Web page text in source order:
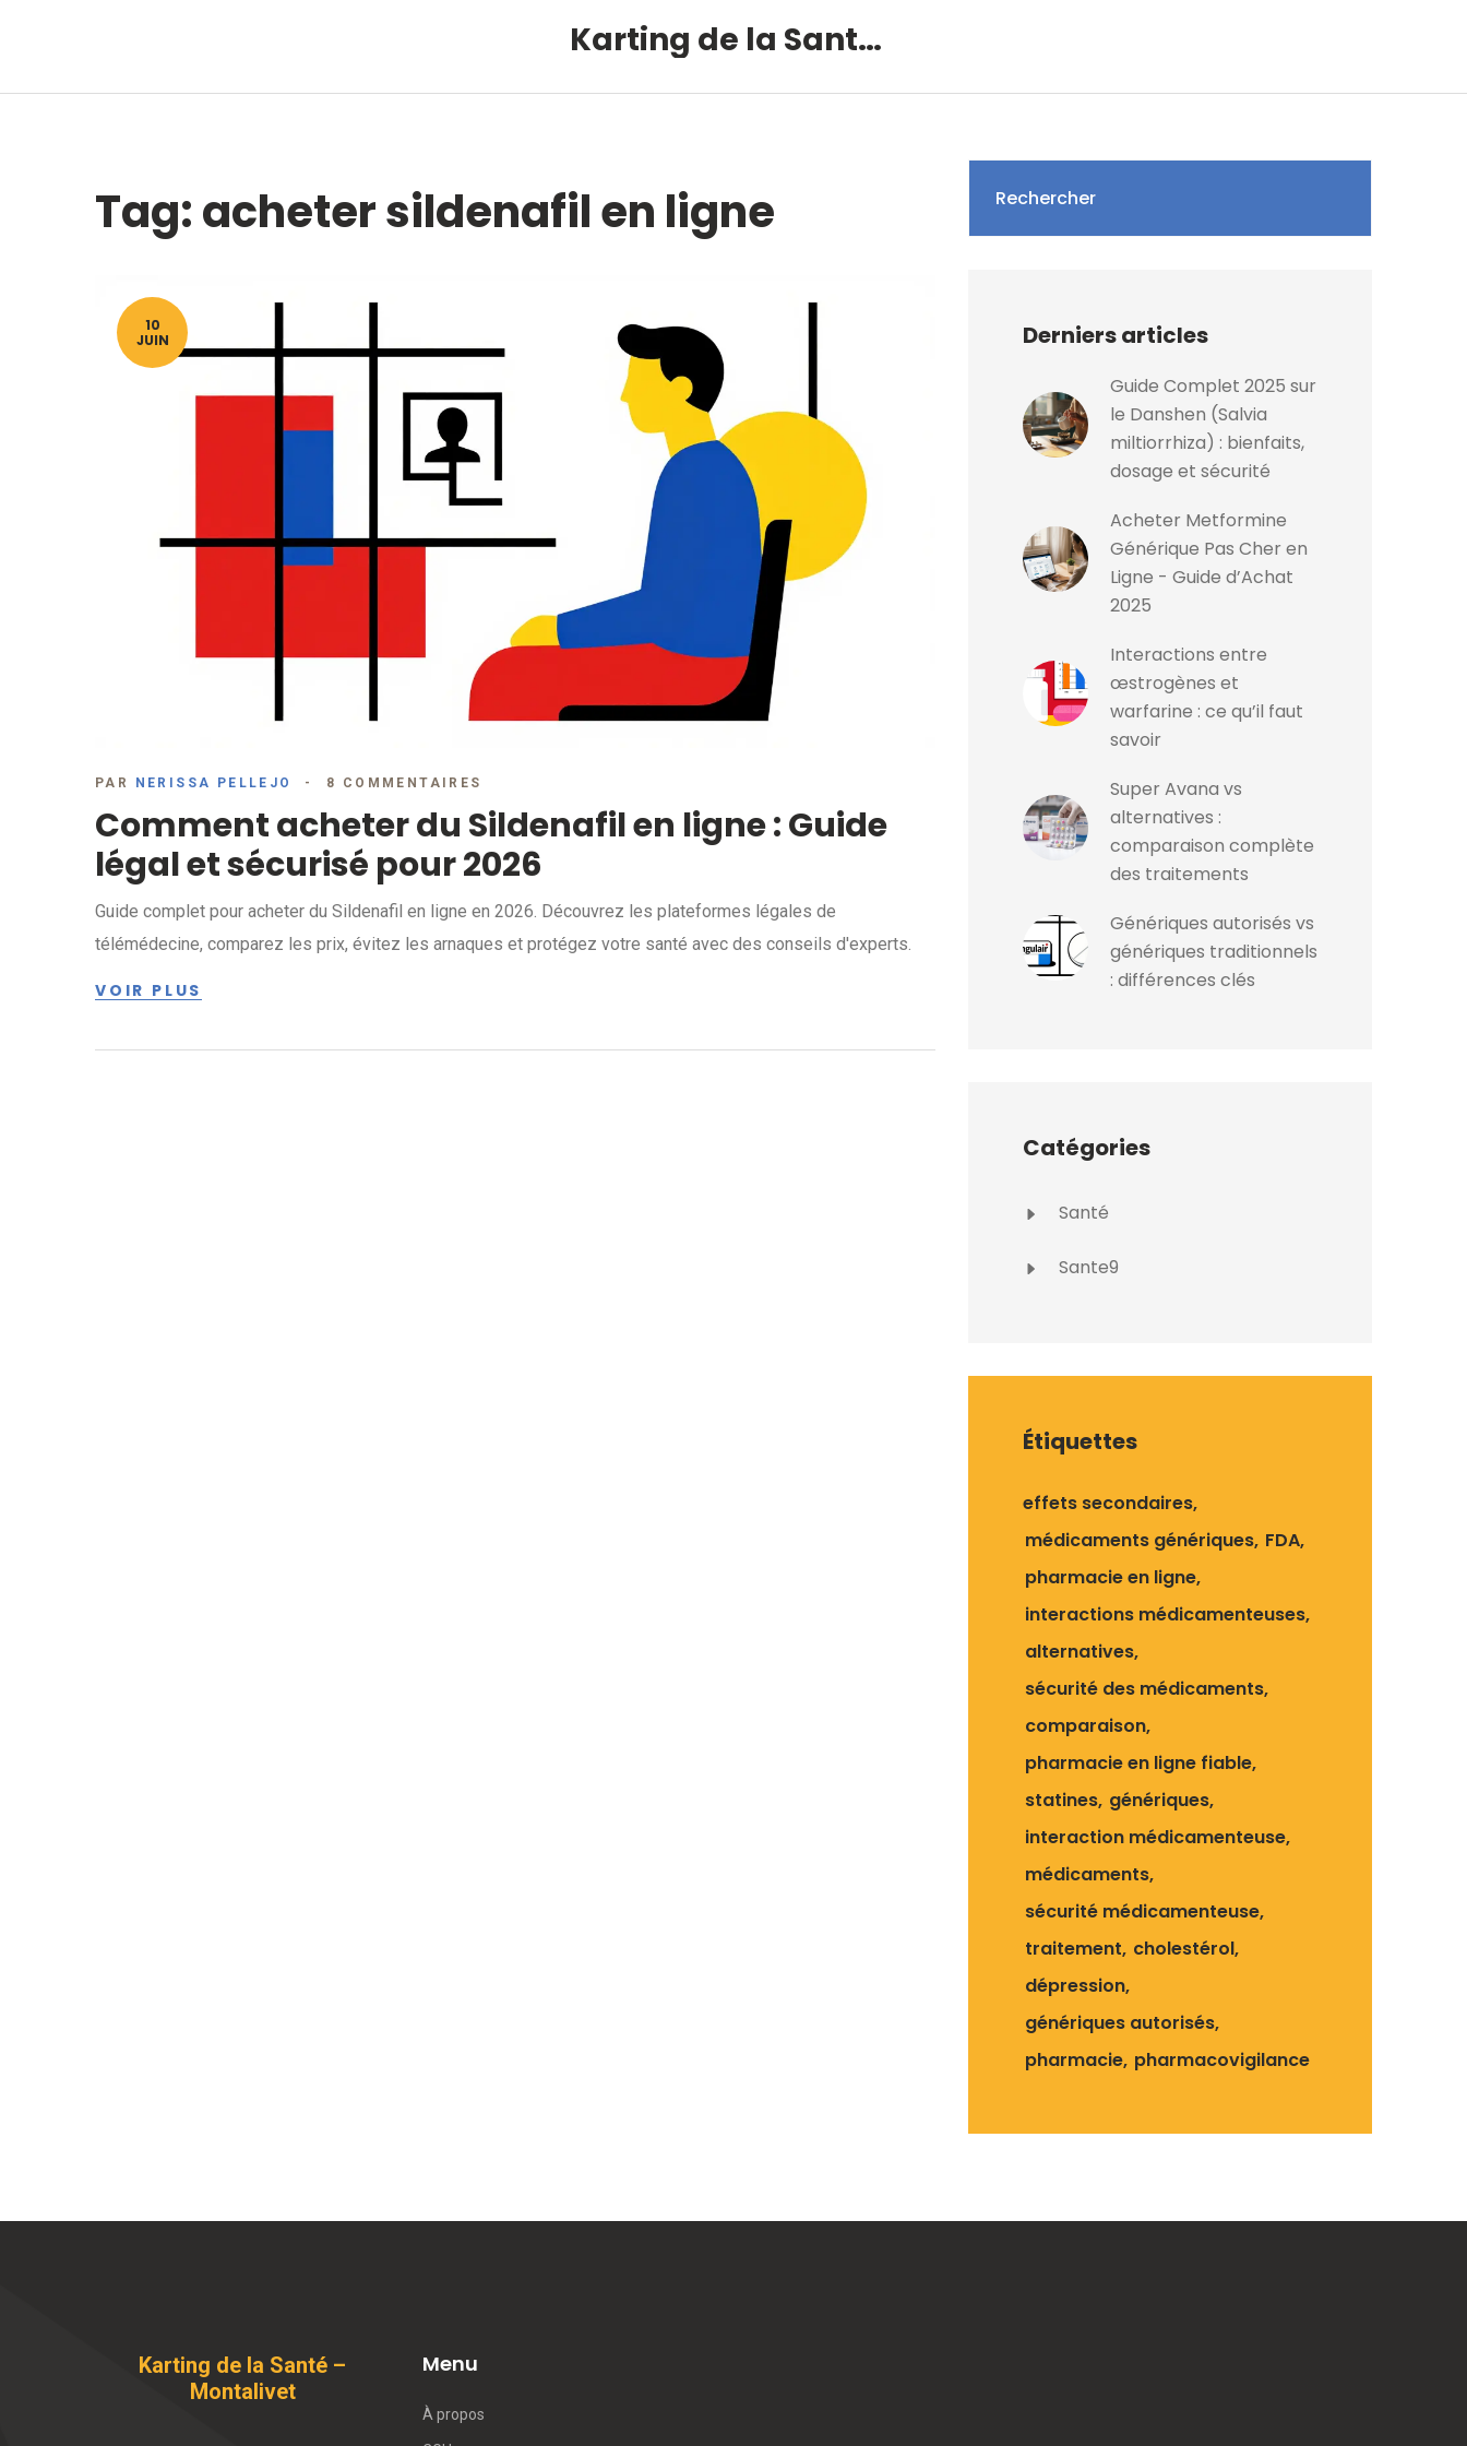
Karting de la Santé – Montalivet
Tag: acheter sildenafil en ligne
10
JUIN
PAR NERISSA PELLEJO 8 COMMENTAIRES
Comment acheter du Sildenafil en ligne : Guide
légal et sécurisé pour 2026
Guide complet pour acheter du Sildenafil en ligne en 2026. Découvrez les plateformes légales de
télémédecine, comparez les prix, évitez les arnaques et protégez votre santé avec des conseils d'experts.
VOIR PLUS
Rechercher
Derniers articles
Guide Complet 2025 sur
le Danshen (Salvia
miltiorrhiza) : bienfaits,
dosage et sécurité
Acheter Metformine
Générique Pas Cher en
Ligne - Guide d’Achat
2025
Interactions entre
œstrogènes et
warfarine : ce qu’il faut
savoir
Super Avana vs
alternatives :
comparaison complète
des traitements
Génériques autorisés vs
génériques traditionnels
: différences clés
Catégories
Santé
Sante9
Étiquettes
effets secondaires
médicaments génériques FDA
pharmacie en ligne
interactions médicamenteuses
alternatives
sécurité des médicaments
comparaison
pharmacie en ligne fiable
statines génériques
interaction médicamenteuse
médicaments
sécurité médicamenteuse
traitement cholestérol
dépression
génériques autorisés
pharmacie pharmacovigilance
Karting de la Santé –
Montalivet
Menu
À propos